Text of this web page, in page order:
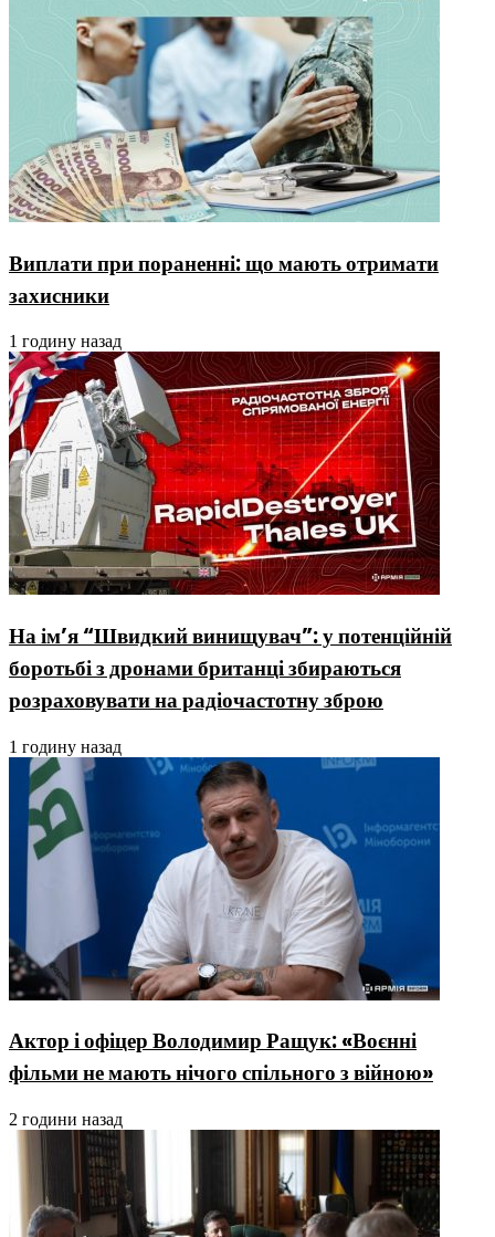
Виплати при пораненні: що мають отримати
захисники
1 годину назад
На ім’я “Швидкий винищувач”: у потенційній
боротьбі з дронами британці збираються
розраховувати на радіочастотну зброю
1 годину назад
Актор і офіцер Володимир Ращук: «Воєнні
фільми не мають нічого спільного з війною»
2 години назад